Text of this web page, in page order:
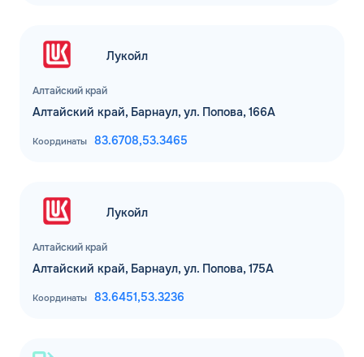
Алтайский край
Лукойл
Алтайский край, Барнаул, ул. Попова, 166А
Координаты 83.6708,53.3465
Алтайский край
Лукойл
Алтайский край, Барнаул, ул. Попова, 175А
Координаты 83.6451,53.3236